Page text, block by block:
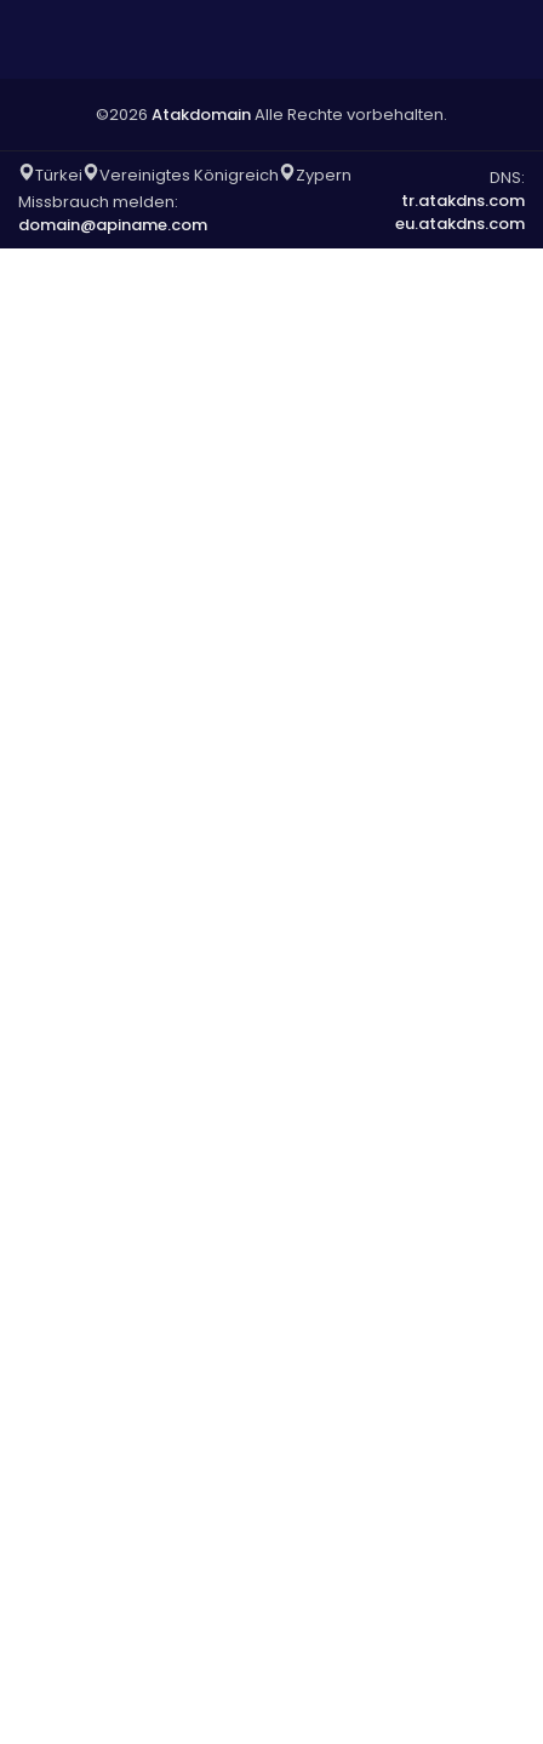
©2026 AtakdomainAlle Rechte vorbehalten.
Türkei Vereinigtes Königreich
Zypern
Missbrauch melden:
domain@apiname.com
DNS:
tr.atakdns.com
eu.atakdns.com